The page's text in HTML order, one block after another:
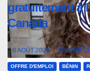
gratuitement à
Canada
6 AOÛT 2026 Neved
OFFRE D'EMPLOI BÉNIN